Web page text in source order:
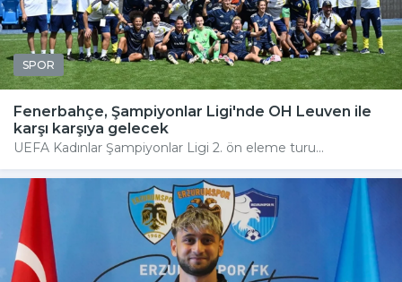
SPOR
Fenerbahçe, Şampiyonlar Ligi'nde OH Leuven ile
karşı karşıya gelecek
UEFA Kadınlar Şampiyonlar Ligi 2. ön eleme turu...